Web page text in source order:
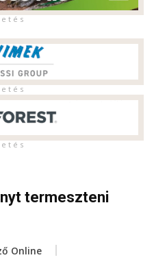
t é s
t é s
t é s
termeszteni
Online